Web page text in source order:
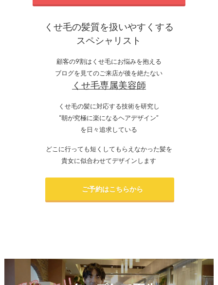
くせ毛の髪質を扱いやすくする
スペシャリスト
顧客の9割はくせ毛にお悩みを抱える
ブログを見てのご来店が後を絶たない
くせ毛専属美容師
くせ毛の髪に対応する技術を研究し
“朝が究極に楽になるヘアデザイン”
を日々追求している
どこに行っても短くしてもらえなかった髪を
貴女に似合わせてデザインします
ご予約はこちらから